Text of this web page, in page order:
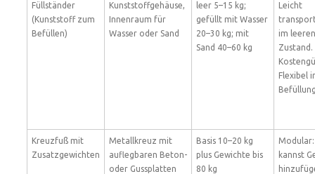
Füllständer
(Kunststoff zum
Befüllen)
Kunststoffgehäuse,
Innenraum für
Wasser oder Sand
leer 5–15 kg;
gefüllt mit Wasser
20–30 kg; mit
Sand 40–60 kg
Leicht
im leeren
Zustand.
Flexibel
Kreuzfuß mit
Zusatzgewichten
Metallkreuz mit
auflegbaren Beton-
oder Gussplatten
Basis 10–20 kg
plus Gewichte bis
80 kg
kannst